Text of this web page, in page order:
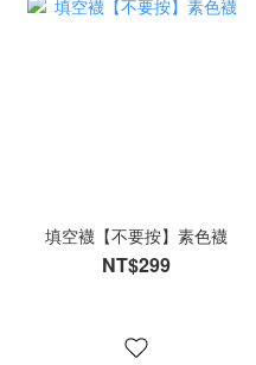
填空襪【不要按】素色襪
NT$299